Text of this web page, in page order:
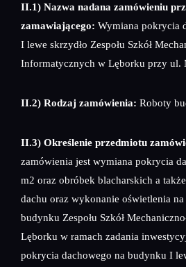
II.1) Nazwa nadana zamówieniu
zamawiającego: Wymiana pokrycia
I lewe skrzydło Zespołu Szkół
Informatycznych w Lęborku przy ul.
II.2) Rodzaj zamówienia: Roboty
II.3) Określenie przedmiotu
zamówienia jest wymiana pokrycia
m2 oraz obróbek blacharskich a
dachu oraz wykonanie oświetlenia
budynku Zespołu Szkół
Lęborku w ramach zadania
pokrycia dachowego na budynku I